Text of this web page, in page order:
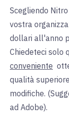
Scegliendo
vostra
dollari all'anno
Chiedeteci solo
conveniente
qualità
modifiche.
ad Adobe).